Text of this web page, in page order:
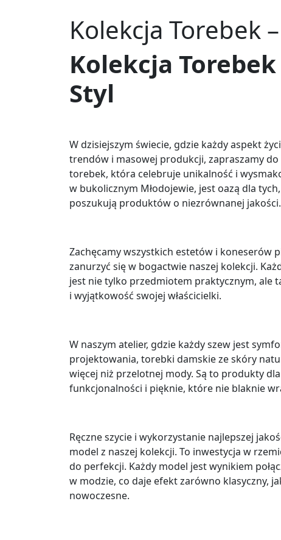
Kolekcja Torebek
Kolekcja
Styl
W dzisiejszym świecie, gdzie każdy aspekt
trendów i masowej produkcji, zapraszamy
torebek, która celebruje unikalność i
w bukolicznym Młodojewie, jest oazą dla
poszukują produktów o niezrównanej jakości.
Zachęcamy wszystkich estetów i koneserów
zanurzyć się w bogactwie naszej kolekcji.
jest nie tylko przedmiotem praktycznym, ale
i wyjątkowość swojej właścicielki.
W naszym atelier, gdzie każdy szew jest
projektowania, torebki damskie ze skóry
więcej niż przelotnej mody. Są to produkty
funkcjonalności i pięknie, które nie blaknie
Ręczne szycie i wykorzystanie najlepszej
model z naszej kolekcji. To inwestycja w
do perfekcji. Każdy model jest wynikiem
w modzie, co daje efekt zarówno klasyczny,
nowoczesne.